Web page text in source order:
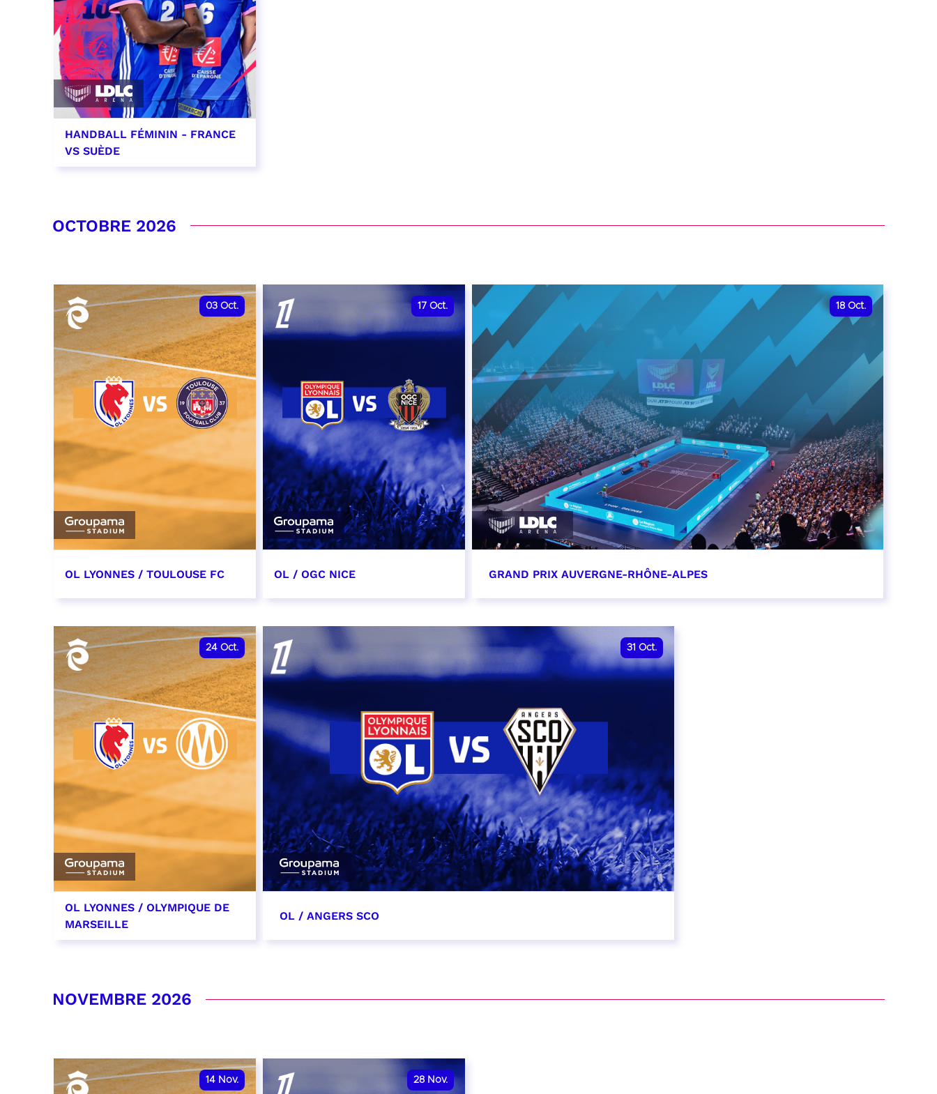
HANDBALL FÉMININ - FRANCE
VS SUÈDE
OCTOBRE 2026
03 Oct.
OL LYONNES / TOULOUSE FC
date et heure à confirmer
RÉSERVER
17 Oct.
OL / OGC NICE
date et heure à confirmer
RÉSERVER
18 Oct.
GRAND PRIX AUVERGNE-RHÔNE-ALPES
24 Oct.
OL LYONNES / OLYMPIQUE DE
MARSEILLE
RÉSERVER
31 Oct.
OL / ANGERS SCO
RÉSERVER
NOVEMBRE 2026
14 Nov. 28 Nov.